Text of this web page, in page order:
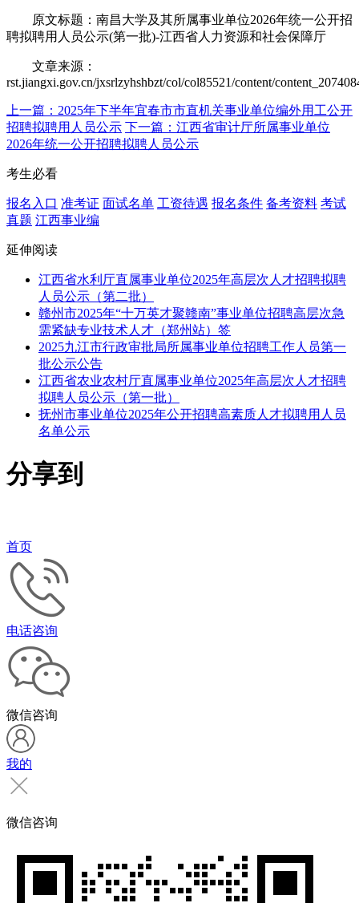
原文标题：南昌大学及其所属事业单位2026年统一公开招
聘拟聘用人员公示(第一批)-江西省人力资源和社会保障厅
文章来源：
rst.jiangxi.gov.cn/jxsrlzyhshbzt/col/col85521/content/
上一篇：2025年下半年宜春市市直机关事业单位编外用工公开
招聘拟聘用人员公示 下一篇：江西省审计厅所属事业单位
2026年统一公开招聘拟聘人员公示
考生必看
报名入口 准考证 面试名单 工资待遇 报名条件 备考资料 考试
真题 江西事业编
延伸阅读
江西省水利厅直属事业单位2025年高层次人才招聘拟聘
人员公示（第二批）
赣州市2025年“十万英才聚赣南”事业单位招聘高层次急
需紧缺专业技术人才（郑州站）签
2025九江市行政审批局所属事业单位招聘工作人员第一
批公示公告
江西省农业农村厅直属事业单位2025年高层次人才招聘
拟聘人员公示（第一批）
抚州市事业单位2025年公开招聘高素质人才拟聘用人员
名单公示
分享到
首页
电话咨询
微信咨询
我的
微信咨询